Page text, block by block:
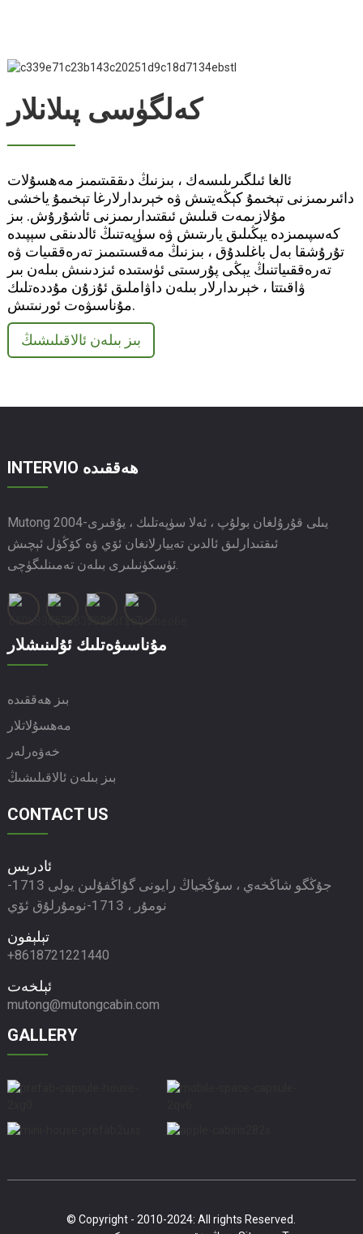
كەلگۈسى پىلانلار
ئالغا ئىلگىرىلىسەك ، بىزنىڭ دىققىتىمىز مەھسۇلات
دائىرىمىزنى تېخىمۇ كېڭەيتىش ۋە خېرىدارلارغا تېخىمۇ ياخشى
مۇلازىمەت قىلىش ئىقتىدارىمىزنى ئاشۇرۇش. بىز
كەسپىمىزدە يېڭىلىق يارىتىش ۋە سۈپەتنىڭ ئالدىنقى سېپىدە
تۇرۇشقا بەل باغلىدۇق ، بىزنىڭ مەقسىتىمىز تەرەققىيات ۋە
تەرەققىياتنىڭ يېڭى پۇرسىتى ئۈستىدە ئىزدىنىش بىلەن بىر
ۋاقىتتا ، خېرىدارلار بىلەن داۋاملىق ئۇزۇن مۇددەتلىك
مۇناسىۋەت ئورنىتىش.
بىز بىلەن ئالاقىلىشىڭ
INTERVIO ھەققىدە
Mutong 2004-يىلى قۇرۇلغان بولۇپ ، ئەلا سۈپەتلىك ، يۇقىرى
ئىقتىدارلىق ئالدىن تەييارلانغان ئۆي ۋە كۆڭۈل ئېچىش
ئۈسكۈنىلىرى بىلەن تەمىنلىگۈچى.
مۇناسىۋەتلىك ئۇلىنىشلار
بىز ھەققىدە
مەھسۇلاتلار
خەۋەرلەر
بىز بىلەن ئالاقىلىشىڭ
CONTACT US
ئادرېس
جۇڭگو شاڭخەي ، سۇڭجياڭ رايونى گۇاڭفۇلىن يولى 1713-
نومۇر ، 1713-نومۇرلۇق ئۆي
تېلېفون
+8618721221440
ئېلخەت
mutong@mutongcabin.com
GALLERY
© Copyright - 2010-2024: All rights Reserved.